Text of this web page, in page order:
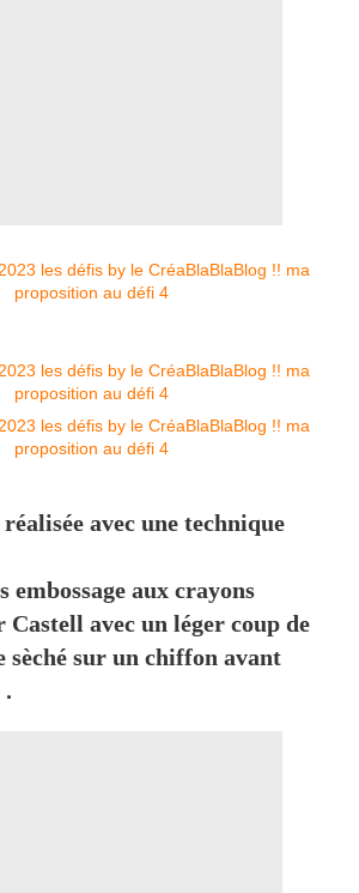
avec une technique
embossage aux crayons
Castell avec un léger coup de
sèché sur un chiffon avant
.